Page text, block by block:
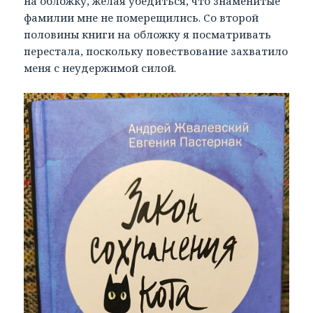
фамилии мне не померещились. Со второй
половины книги на обложку я посматривать
перестала, поскольку повествование захватило
меня с неудержимой силой.